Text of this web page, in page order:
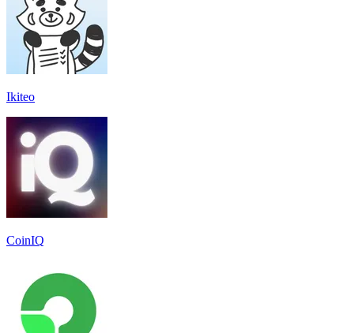
Ikiteo
CoinIQ